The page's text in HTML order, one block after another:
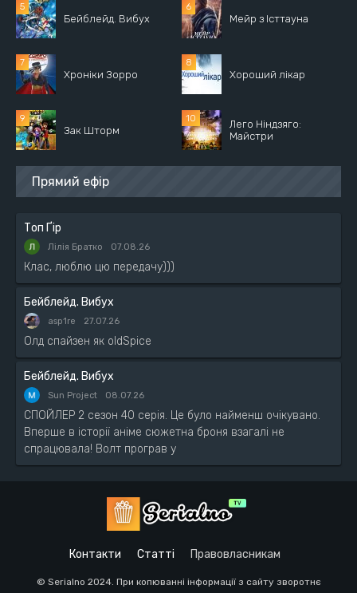
Бейблейд. Вибух Мейр з Істтауна
Хроніки Зорро Хороший лікар
Зак Шторм
Лего Ніндзяго:
Майстри
Прямий ефір
Топ Ґір
Лілія Братко 07.08.26
Клас, люблю цю передачу)))
Бейблейд. Вибух
asp1re 27.07.26
Олд спайзен як oldSpice
Бейблейд. Вибух
Sun Project 08.07.26
СПОЙЛЕР 2 сезон 40 серія. Це було найменш очікувано.
Вперше в історії аніме сюжетна броня взагалі не
спрацювала! Волт програв у
Контакти Статті Правовласникам
© Serialno 2024. При копюванні інформації з сайту зворотнє